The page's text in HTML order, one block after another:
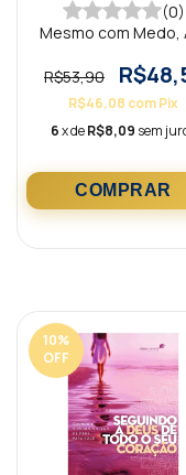
(0)
Mesmo com Medo,
R$53,90
R$46,08 comPix
6x deR$8,09 sem
10%
OFF